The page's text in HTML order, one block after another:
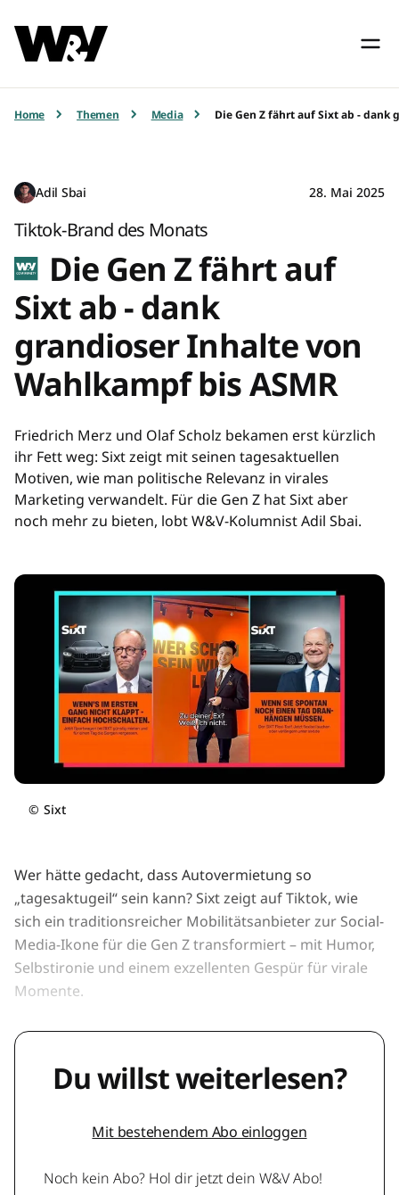
Home Themen Media Die Gen Z fährt auf Sixt ab - dank
Adil Sbai 28. Mai 2025
Tiktok-Brand des Monats
Die Gen Z fährt auf
Sixt ab - dank
grandioser Inhalte von
Wahlkampf bis ASMR
Friedrich Merz und Olaf Scholz bekamen erst kürzlich
ihr Fett weg: Sixt zeigt mit seinen tagesaktuellen
Motiven, wie man politische Relevanz in virales
Marketing verwandelt. Für die Gen Z hat Sixt aber
noch mehr zu bieten, lobt W&V-Kolumnist Adil Sbai.
© Sixt
Wer hätte gedacht, dass Autovermietung so
„tagesaktugeil“ sein kann? Sixt zeigt auf Tiktok, wie
sich ein traditionsreicher Mobilitätsanbieter zur Social-
Media-Ikone für die Gen Z transformiert – mit Humor,
Selbstironie und einem exzellenten Gespür für virale
Momente.
Du willst weiterlesen?
Mit bestehendem Abo einloggen
Noch kein Abo? Hol dir jetzt dein W&V Abo!